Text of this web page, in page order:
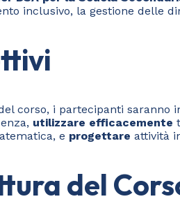
inclusivo, la gestione delle
corso, i partecipanti saranno
utilizzare efficacemente
e progettare attività
del